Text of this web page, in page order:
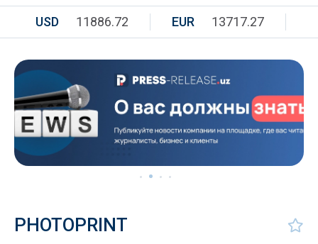
USD 11886.72 EUR 13717.27
PHOTOPRINT